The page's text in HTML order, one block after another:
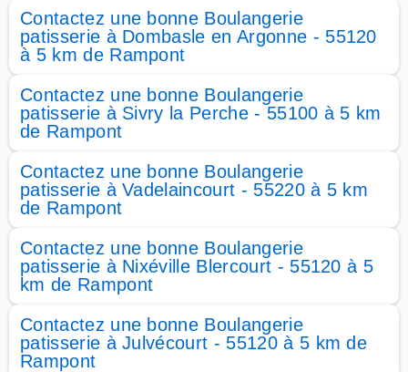
Contactez une bonne Boulangerie
patisserie à Dombasle en Argonne - 55120
à 5 km de Rampont
Contactez une bonne Boulangerie
patisserie à Sivry la Perche - 55100 à 5 km
de Rampont
Contactez une bonne Boulangerie
patisserie à Vadelaincourt - 55220 à 5 km
de Rampont
Contactez une bonne Boulangerie
patisserie à Nixéville Blercourt - 55120 à 5
km de Rampont
Contactez une bonne Boulangerie
patisserie à Julvécourt - 55120 à 5 km de
Rampont